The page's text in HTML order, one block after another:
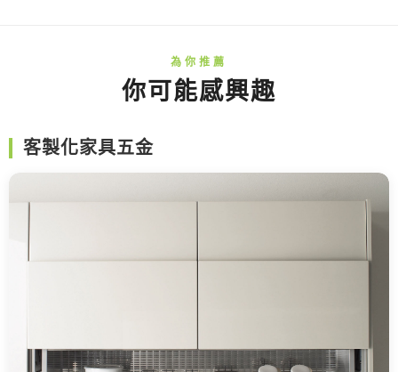
你可能感興趣
客製化家具五金